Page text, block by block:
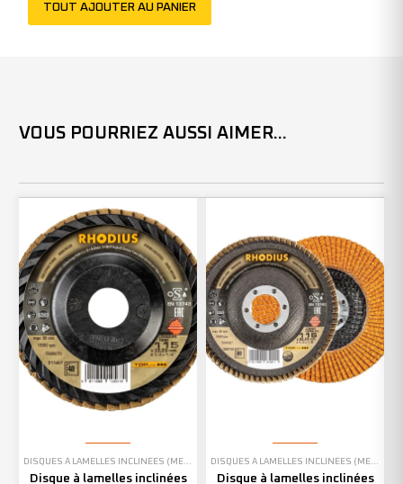
208744
TOUT AJOUTER AU PANIER
VOUS POURRIEZ AUSSI AIMER...
DISQUES À LAMELLES INCLINÉES (MEULAGE)
Disque à lamelles inclinées
DISQUES À LAMELLES INCLINÉES (MEULAGE)
Disque à lamelles inclinées